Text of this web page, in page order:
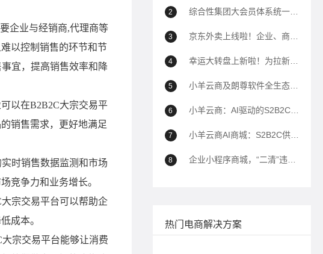
2 综合性集团大会员体系统一解决方案
3 京东外卖上线啦！企业、商家自己的商城也能用上京东外卖！
4 幸运大转盘上新啦！为拉新、转化、留存增加新帮手！
5 小羊云商及朗尊软件全生态解决方案深度问答（100问）
6 小羊云商：AI驱动的S2B2C全域电商生态平台全面解析
7 小羊云商AI商城：S2B2C供应链到全域运营的商业模式白皮书——以AI驱动私域电商生态重构
8 企业小程序商城，“二清”违规封禁的解决方案
热门电商解决方案